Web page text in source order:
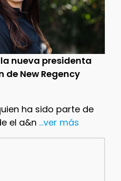
nueva presidenta
de New Regency
ha sido parte de
el a&n ...ver más